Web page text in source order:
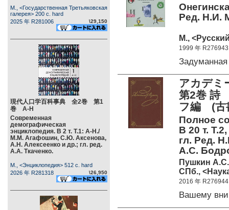
М., <Государственная Третьяковская
галерея> 200 c. hard
2025 年 R281006
\29,150
現代人口学百科事典 全2巻 第1
巻 А-Н
Современная
демографическая
энциклопедия. В 2 т. Т.1: А-Н./
М.М. Агафошин, С.Ю. Аксенова,
А.Н. Алексеенко и др.; гл. ред.
А.А. Ткаченко.
М., <Энциклопедия> 512 c. hard
2026 年 R281318
\26,950
Ред. Н.И.
М.,
1999 年 R276943
Задуманная
アカデ
第2巻 詩
フ編 (古
Полное
В 20 т.
гл. Ред.
А.С.
Пушкин А.С.
СПб.,
2016 年 R276944
Вашему